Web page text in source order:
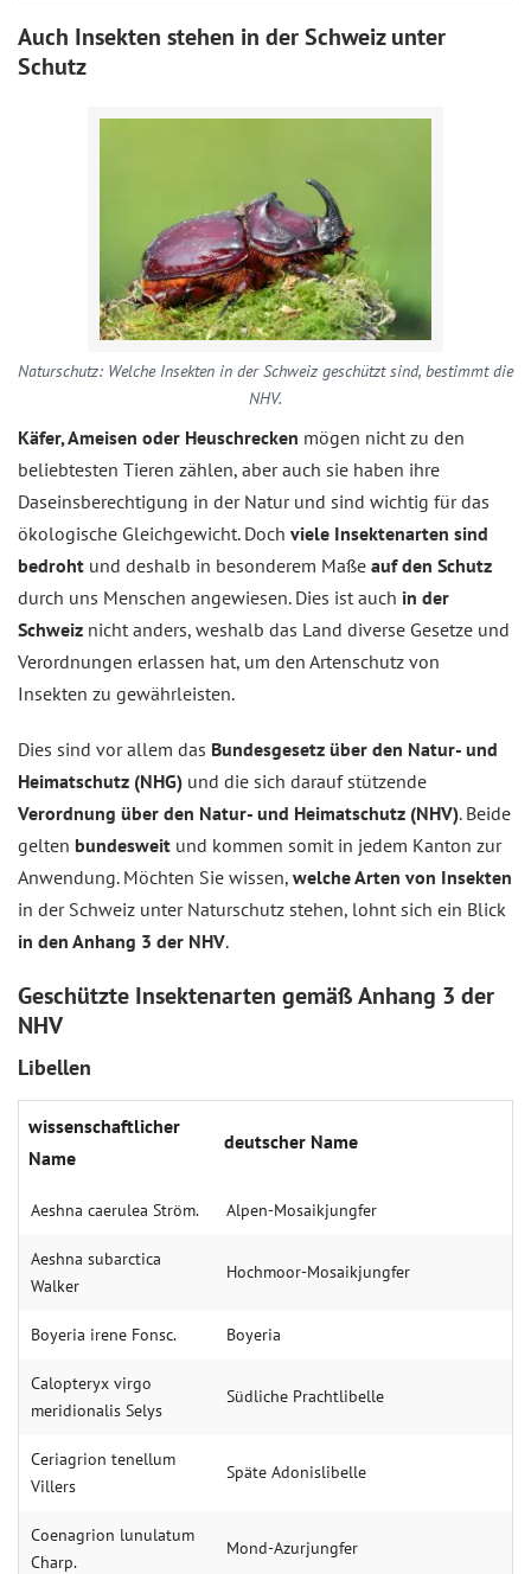
Auch Insekten stehen in der Schweiz unter
Schutz
Naturschutz: Welche Insekten in der Schweiz geschützt sind, bestimmt die
NHV.
Käfer, Ameisen oder Heuschrecken mögen nicht zu den
beliebtesten Tieren zählen, aber auch sie haben ihre
Daseinsberechtigung in der Natur und sind wichtig für das
ökologische Gleichgewicht. Doch viele Insektenarten sind
bedroht und deshalb in besonderem Maße auf den Schutz
durch uns Menschen angewiesen. Dies ist auch in der
Schweiz nicht anders, weshalb das Land diverse Gesetze und
Verordnungen erlassen hat, um den Artenschutz von
Insekten zu gewährleisten.
Dies sind vor allem das Bundesgesetz über den Natur- und
Heimatschutz (NHG) und die sich darauf stützende
Verordnung über den Natur- und Heimatschutz (NHV). Beide
gelten bundesweit und kommen somit in jedem Kanton zur
Anwendung. Möchten Sie wissen, welche Arten von Insekten
in der Schweiz unter Naturschutz stehen, lohnt sich ein Blick
in den Anhang 3 der NHV.
Geschützte Insektenarten gemäß Anhang 3 der
NHV
Libellen
wissenschaftlicher
Name
deutscher Name
Aeshna caerulea Ström. Alpen-Mosaikjungfer
Aeshna subarctica
Walker
Hochmoor-Mosaikjungfer
Boyeria irene Fonsc. Boyeria
Calopteryx virgo
meridionalis Selys
Südliche Prachtlibelle
Ceriagrion tenellum
Villers
Späte Adonislibelle
Coenagrion lunulatum
Charp.
Mond-Azurjungfer